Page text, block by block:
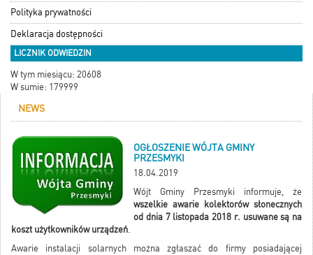
Polityka prywatności
Deklaracja dostępności
LICZNIK ODWIEDZIN
W tym miesiącu: 20608
W sumie: 179999
NEWS
OGŁOSZENIE WÓJTA GMINY
PRZESMYKI
18.04.2019
Wójt Gminy Przesmyki informuje, że
wszelkie awarie kolektorów słonecznych
od dnia 7 listopada 2018 r. usuwane są na
koszt użytkowników urządzeń.
Awarie instalacji solarnych można zgłaszać do firmy posiadającej